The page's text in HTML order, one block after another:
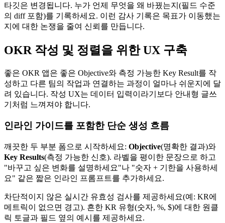
타깃은 변경됩니다. 누가 언제 무엇을 왜 바꿨는지(필드 수준
의 diff 포함)를 기록하세요. 이런 감사 기록은 목표가 이동했는
지에 대한 논쟁을 줄여 신뢰를 만듭니다.
OKR 작성 및 정렬을 위한 UX 구축
좋은 OKR 앱은 좋은 Objective와 측정 가능한 Key Result를 작
성하고 다른 팀의 작업과 연결하는 과정이 얼마나 쉬운지에 달
려 있습니다. 작성 UX는 데이터 입력이라기보다 안내형 글쓰
기처럼 느껴져야 합니다.
인라인 가이드를 포함한 단순 생성 흐름
깨끗한 두 부분 폼으로 시작하세요: Objective(명확한 결과)와
Key Results(측정 가능한 신호). 라벨을 평이한 문장으로 하고
"바꾸고 싶은 변화를 설명하세요"나 "숫자 + 기한을 사용하세
요" 같은 짧은 인라인 프롬프트를 추가하세요.
차단적이지 않은 실시간 유효성 검사를 제공하세요(예: KR에
메트릭이 없으면 경고). 흔한 KR 유형(숫자, %, $)에 대한 원클
릭 토글과 필드 옆의 예시를 제공하세요.